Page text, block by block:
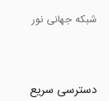
شبکه جهانی نور
دسترسی سریع